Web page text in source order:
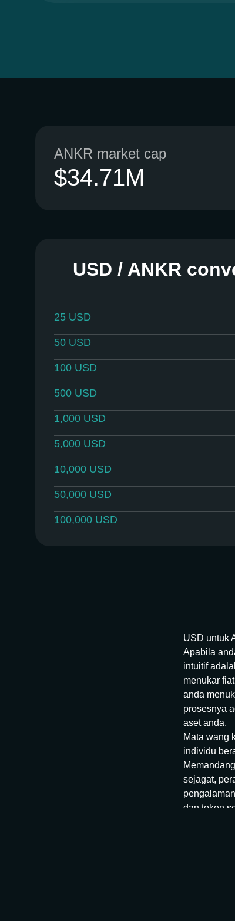
ANKR market cap
$34.71M
USD / ANKR
25 USD
50 USD
100 USD
500 USD
1,000 USD
5,000 USD
10,000 USD
50,000 USD
100,000 USD
USD untuk
Apabila
intuitif
menukar
anda
prosesnya
aset anda.
Mata wang
individu
sejagat,
dan token